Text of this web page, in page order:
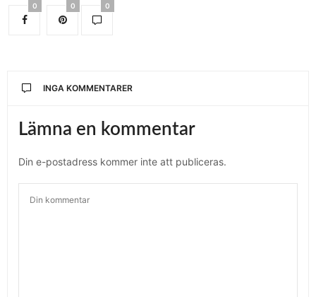
0 0 0
INGA KOMMENTARER
Lämna en kommentar
Din e-postadress kommer inte att publiceras.